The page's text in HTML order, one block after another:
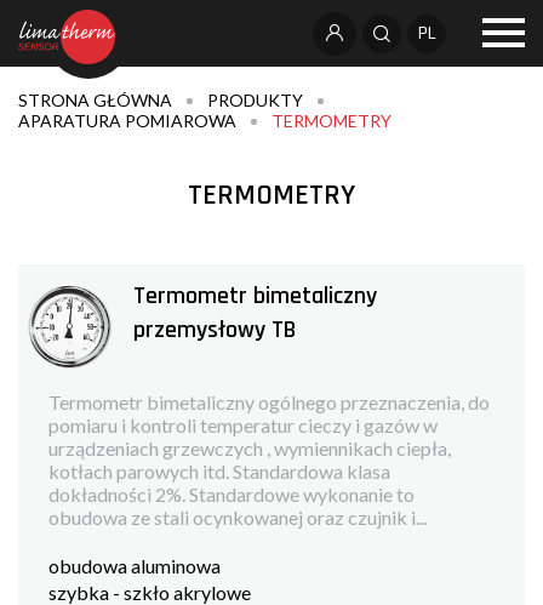
PL
STRONA GŁÓWNA
PRODUKTY
APARATURA POMIAROWA
TERMOMETRY
TERMOMETRY
Termometr bimetaliczny
przemysłowy TB
Termometr bimetaliczny ogólnego przeznaczenia, do
pomiaru i kontroli temperatur cieczy i gazów w
urządzeniach grzewczych , wymiennikach ciepła,
kotłach parowych itd. Standardowa klasa
dokładności 2%. Standardowe wykonanie to
obudowa ze stali ocynkowanej oraz czujnik i...
obudowa aluminowa
szybka - szkło akrylowe